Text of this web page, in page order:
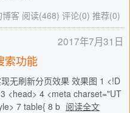
客 阅读(468) 评论(0) 推荐(0)
2017年7月31日
索功能
无刷新分页效果 效果图 1 <!D
<head> 4 <meta charset="UT
7 table{ 8 b 阅读全文